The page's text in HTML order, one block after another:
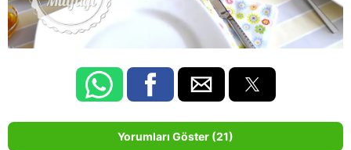
Yorumları Göster (21)